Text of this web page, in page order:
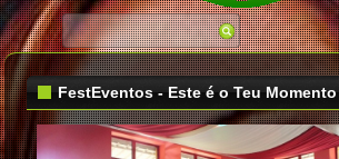
FestEventos - Este é o Teu Momento